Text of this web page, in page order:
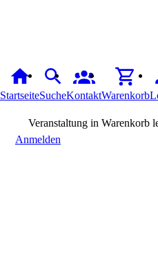
StartseiteSucheKontaktWarenkorb
Veranstaltung in Warenkorb
Anmelden